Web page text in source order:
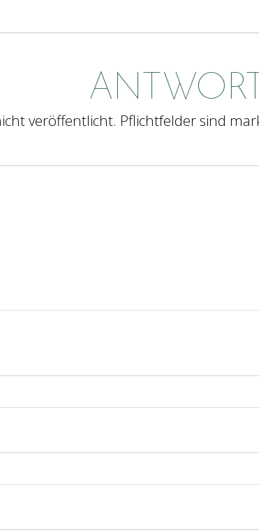
veröffentlicht. Pflichtfelder sind